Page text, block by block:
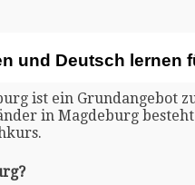
und Deutsch lernen
ist ein Grundangebot
in Magdeburg